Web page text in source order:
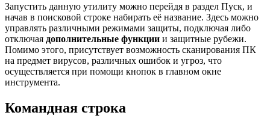
Запустить данную утилиту можно перейдя в раздел Пуск, и
начав в поисковой строке набирать её название. Здесь можно
управлять различными режимами защиты, подключая либо
отключая дополнительные функции и защитные рубежи.
Помимо этого, присутствует возможность сканирования ПК
на предмет вирусов, различных ошибок и угроз, что
осуществляется при помощи кнопок в главном окне
инструмента.
Командная строка